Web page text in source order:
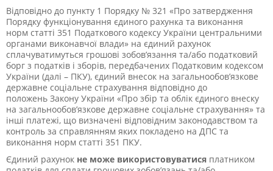
Відповідно до пункту 1 Порядку № 321 «Про затвердження
Порядку функціонування єдиного рахунка та виконання
норм статті 351 Податкового кодексу України центральними
органами виконавчої влади» на єдиний рахунок
сплачуватимуться грошові зобов’язання та/або податковий
борг з податків і зборів, передбачених Податковим кодексом
України (далі – ПКУ), єдиний внесок на загальнообов’язкове
державне соціальне страхування відповідно до
положень Закону України «Про збір та облік єдиного внеску
на загальнообов’язкове державне соціальне страхування» та
інші платежі, що визначені відповідним законодавством та
контроль за справлянням яких покладено на ДПС та
виконання норм статті 351 ПКУ.
Єдиний рахунок не може використовуватися платником